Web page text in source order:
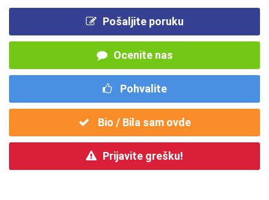
Pošaljite poruku
Ocenite nas
Pohvalite
Bio / Bila sam ovde
Prijavite grešku!